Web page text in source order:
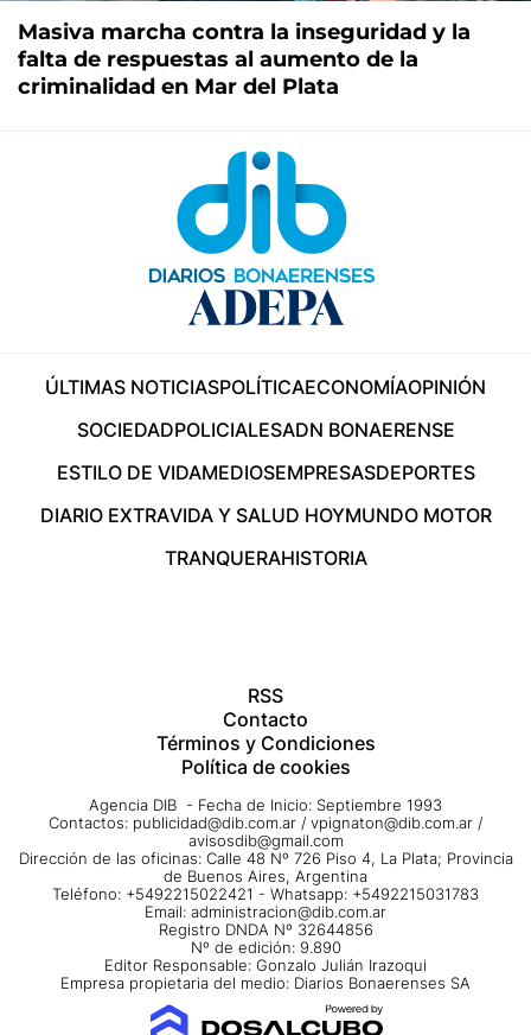
Masiva marcha contra la inseguridad y la
falta de respuestas al aumento de la
criminalidad en Mar del Plata
ÚLTIMAS NOTICIASPOLÍTICAECONOMÍAOPINIÓN
SOCIEDADPOLICIALESADN BONAERENSE
ESTILO DE VIDAMEDIOSEMPRESASDEPORTES
DIARIO EXTRAVIDA Y SALUD HOYMUNDO MOTOR
TRANQUERAHISTORIA
RSS
Contacto
Términos y Condiciones
Política de cookies
Agencia DIB - Fecha de Inicio: Septiembre 1993
Contactos: publicidad@dib.com.ar / vpignaton@dib.com.ar /
avisosdib@gmail.com
Dirección de las oficinas: Calle 48 Nº 726 Piso 4, La Plata; Provincia
de Buenos Aires, Argentina
Teléfono: +5492215022421 - Whatsapp: +5492215031783
Email: administracion@dib.com.ar
Registro DNDA Nº 32644856
Nº de edición: 9.890
Editor Responsable: Gonzalo Julián Irazoqui
Empresa propietaria del medio: Diarios Bonaerenses SA